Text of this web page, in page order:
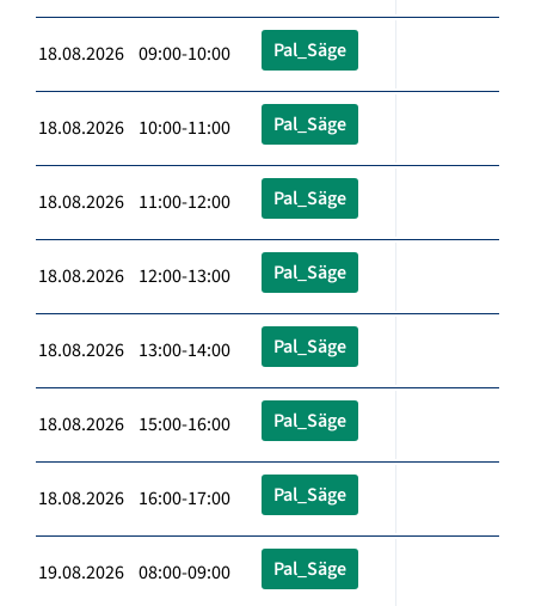
18.08.2026 09:00-10:00 Pal_Säge
18.08.2026 10:00-11:00 Pal_Säge
18.08.2026 11:00-12:00 Pal_Säge
18.08.2026 12:00-13:00 Pal_Säge
18.08.2026 13:00-14:00 Pal_Säge
18.08.2026 15:00-16:00 Pal_Säge
18.08.2026 16:00-17:00 Pal_Säge
19.08.2026 08:00-09:00 Pal_Säge